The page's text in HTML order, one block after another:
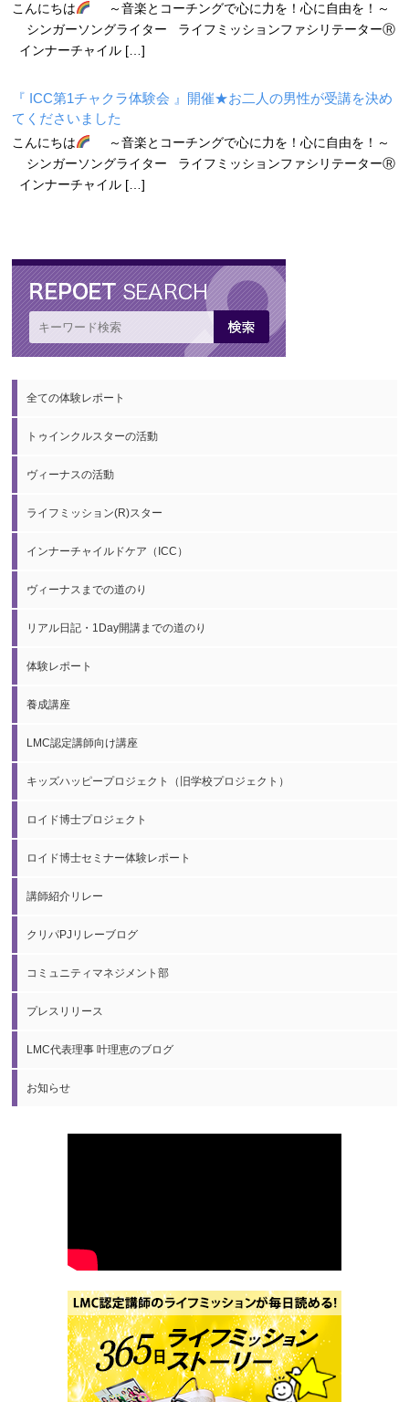
こんにちは
～音楽とコーチングで心に力を！心に自由を！～
シンガーソングライター ライフミッションファシリテーターⓇ
インナーチャイル […]
『 ICC第1チャクラ体験会 』開催★お二人の男性が受講を決め
てくださいました
こんにちは
～音楽とコーチングで心に力を！心に自由を！～
シンガーソングライター ライフミッションファシリテーターⓇ
インナーチャイル […]
全ての体験レポート
トゥインクルスターの活動
ヴィーナスの活動
ライフミッション(R)スター
インナーチャイルドケア（ICC）
ヴィーナスまでの道のり
リアル日記・1Day開講までの道のり
体験レポート
養成講座
LMC認定講師向け講座
キッズハッピープロジェクト（旧学校プロジェクト）
ロイド博士プロジェクト
ロイド博士セミナー体験レポート
講師紹介リレー
クリパPJリレーブログ
コミュニティマネジメント部
プレスリリース
LMC代表理事 叶理恵のブログ
お知らせ